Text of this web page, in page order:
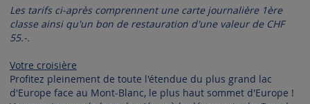
Les tarifs ci-après comprennent une carte journalière 1ère
classe ainsi qu'un bon de restauration d'une valeur de CHF
55.-.
Votre croisière
Profitez pleinement de toute l'étendue du plus grand lac
d'Europe face au Mont-Blanc, le plus haut sommet d'Europe !